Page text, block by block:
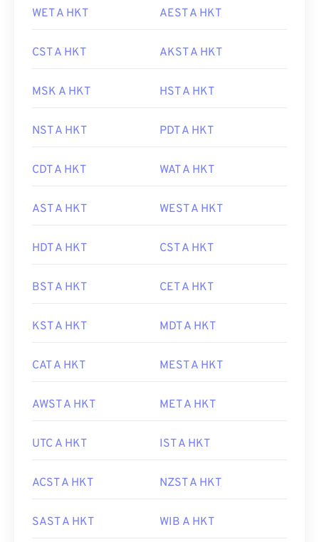
WET A HKT AEST A HKT
CST A HKT AKST A HKT
MSK A HKT HST A HKT
NST A HKT PDT A HKT
CDT A HKT WAT A HKT
AST A HKT WEST A HKT
HDT A HKT CST A HKT
BST A HKT CET A HKT
KST A HKT MDT A HKT
CAT A HKT MEST A HKT
AWST A HKT MET A HKT
UTC A HKT IST A HKT
ACST A HKT NZST A HKT
SAST A HKT WIB A HKT